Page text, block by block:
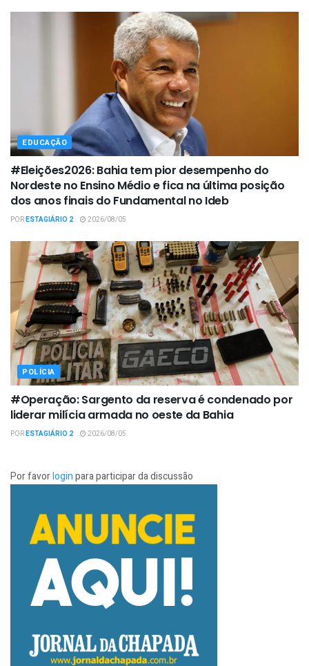
EDUCAÇÃO
#Eleições2026: Bahia tem pior desempenho do
Nordeste no Ensino Médio e fica na última posição
dos anos finais do Fundamental no Ideb
PORESTAGIÁRIO 2 2026/08/05
POLÍCIA
#Operação: Sargento da reserva é condenado por
liderar milícia armada no oeste da Bahia
PORESTAGIÁRIO 2 2026/08/05
Por favorloginpara participar da discussão